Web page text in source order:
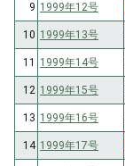
9 1999年12号
10 1999年13号
11 1999年14号
12 1999年15号
13 1999年16号
14 1999年17号